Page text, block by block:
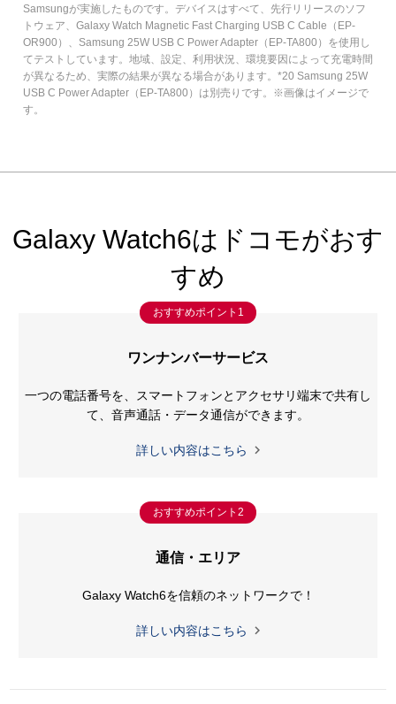
Samsungが実施したものです。デバイスはすべて、先行リリースのソフ
トウェア、Galaxy Watch Magnetic Fast Charging USB C Cable（EP-
OR900）、Samsung 25W USB C Power Adapter（EP-TA800）を使用し
てテストしています。地域、設定、利用状況、環境要因によって充電時間
が異なるため、実際の結果が異なる場合があります。*20 Samsung 25W
USB C Power Adapter（EP-TA800）は別売りです。※画像はイメージで
す。
Galaxy Watch6はドコモがおす
すめ
おすすめポイント1
ワンナンバーサービス
一つの電話番号を、スマートフォンとアクセサリ端末で共有し
て、 音声通話・データ通信ができます。
詳しい内容はこちら 
おすすめポイント2
通信・エリア
Galaxy Watch6を信頼のネットワークで！
詳しい内容はこちら 